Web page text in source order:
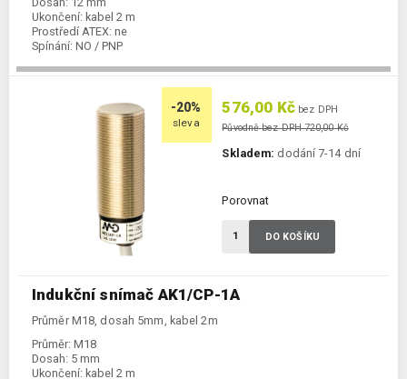
Ukončení: kabel 2 m
Prostředí ATEX: ne
Spínání: NO / PNP
-20%
sleva
Indukční snímač AK1/CP-1A
Průměr M18, dosah 5mm, kabel 2m
Průměr: M18
Dosah: 5 mm
Ukončení: kabel 2 m
576,00 Kč bez DPH
Původně bez DPH 720,00 Kč
Skladem: dodání 7-14 dní
Porovnat
DO KOŠÍKU